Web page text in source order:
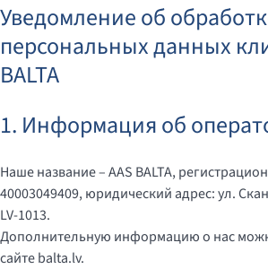
Уведомление об
персональных данных
BALTA
1. Информация об
Наше название – AAS BALTA,
40003049409, юридический адрес: ул.
LV-1013.
Дополнительную информацию о нас
сайте balta.lv.